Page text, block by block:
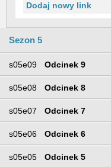
Dodaj nowy link
Sezon 5
s05e09 Odcinek 9
s05e08 Odcinek 8
s05e07 Odcinek 7
s05e06 Odcinek 6
s05e05 Odcinek 5